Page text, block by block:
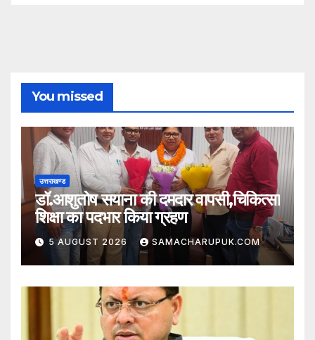
You missed
उत्तराखण्ड
डॉ.आशुतोष सयाना की दमदार वापसी,चिकित्सा
शिक्षा का पदभार किया ग्रहण
5 AUGUST 2026 SAMACHARUPUK.COM